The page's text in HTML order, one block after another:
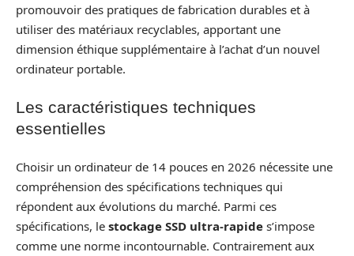
promouvoir des pratiques de fabrication durables et à
utiliser des matériaux recyclables, apportant une
dimension éthique supplémentaire à l’achat d’un nouvel
ordinateur portable.
Les caractéristiques techniques
essentielles
Choisir un ordinateur de 14 pouces en 2026 nécessite une
compréhension des spécifications techniques qui
répondent aux évolutions du marché. Parmi ces
spécifications, le stockage SSD ultra-rapide s’impose
comme une norme incontournable. Contrairement aux